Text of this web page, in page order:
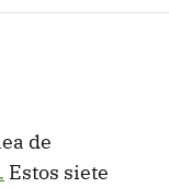
de
Estos siete